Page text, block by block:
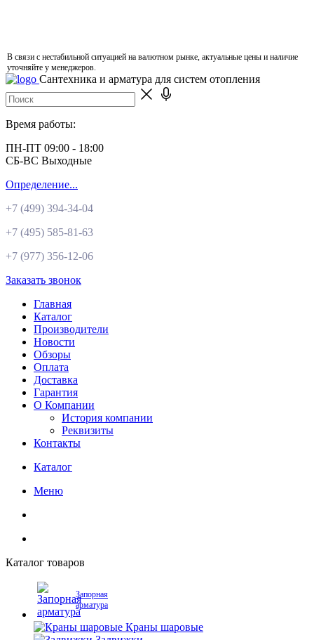
В связи с нестабильной ситуацией на валютном рынке, актуальные цены и наличие
уточняйте у менеджеров.
Сантехника и арматура для систем отопления
Время работы:
ПН-ПТ 09:00 - 18:00
СБ-ВС Выходные
Определение...
+7 (499) 394-34-04
+7 (495) 585-81-63
+7 (977) 356-12-06
Заказать звонок
Главная
Каталог
Производители
Новости
Обзоры
Оплата
Доставка
Гарантия
О Компании
История компании
Реквизиты
Контакты
Каталог
Меню
Каталог товаров
Запорная
арматура
Краны шаровые